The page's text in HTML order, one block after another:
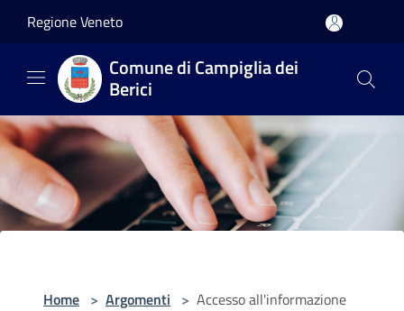
Regione Veneto
Comune di Campiglia dei
Berici
Home > Argomenti > Accesso all'informazione